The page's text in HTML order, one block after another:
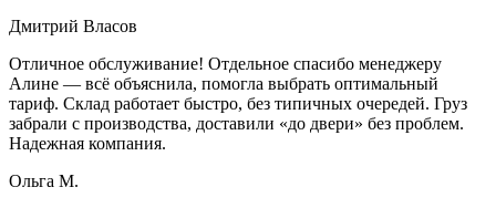
Дмитрий Власов
Отличное обслуживание! Отдельное спасибо менеджеру
Алине — всё объяснила, помогла выбрать оптимальный
тариф. Склад работает быстро, без типичных очередей. Груз
забрали с производства, доставили «до двери» без проблем.
Надежная компания.
Ольга М.